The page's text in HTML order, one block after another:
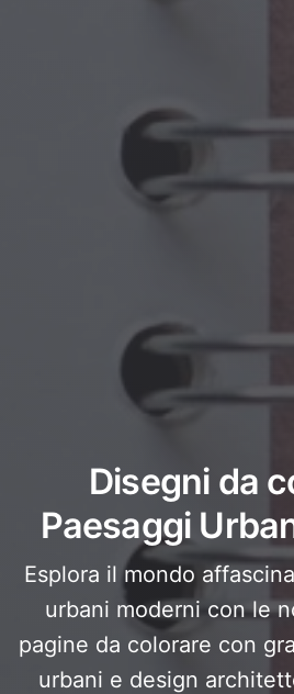
Disegni da
Paesaggi
Esplora il mondo
urbani moderni con le
pagine da colorare con
urbani e design